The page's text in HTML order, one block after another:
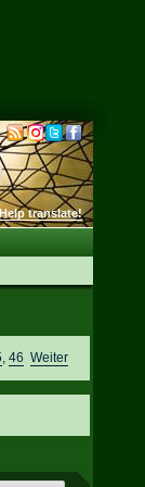
translate!
,46 Weiter